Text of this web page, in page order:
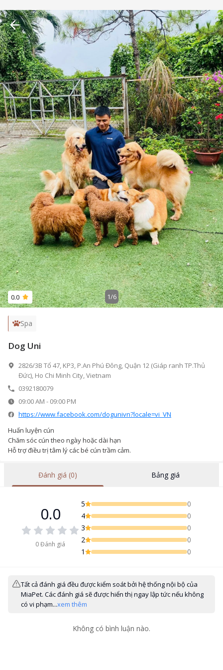
0.0 1/6
Spa
Dog Uni
2826/3B Tổ 47, KP3, P.An Phú Đông, Quận 12 (Giáp ranh TP.Thủ
Đức), Ho Chi Minh City, Vietnam
0392180079
09:00 AM - 09:00 PM
https://www.facebook.com/dogunivn?locale=vi_VN
Huấn luyện cún
Chăm sóc cún theo ngày hoặc dài hạn
Hỗ trợ điều trị tâm lý các bé cún trầm cảm.
Đánh giá (0) Bảng giá
0.0
0Đánh giá
5
0
4
0
3
0
2
0
1
0
Tất cả đánh giá đều được kiểm soát bởi hệ thống nội bộ của
MiaPet. Các đánh giá sẽ được hiển thị ngay lập tức nếu không
có vi phạm...xem thêm
Không có bình luận nào.